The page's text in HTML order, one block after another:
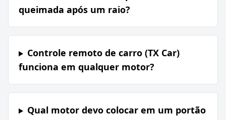
queimada após um raio?
Controle remoto de carro (TX Car)
funciona em qualquer motor?
Qual motor devo colocar em um portão